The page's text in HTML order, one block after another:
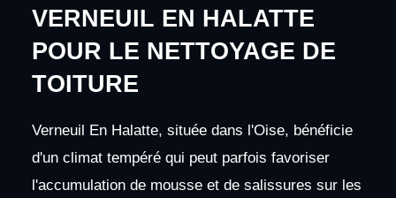
VERNEUIL EN HALATTE
POUR LE NETTOYAGE DE
TOITURE
Verneuil En Halatte, située dans l'Oise, bénéficie
d'un climat tempéré qui peut parfois favoriser
l'accumulation de mousse et de salissures sur les